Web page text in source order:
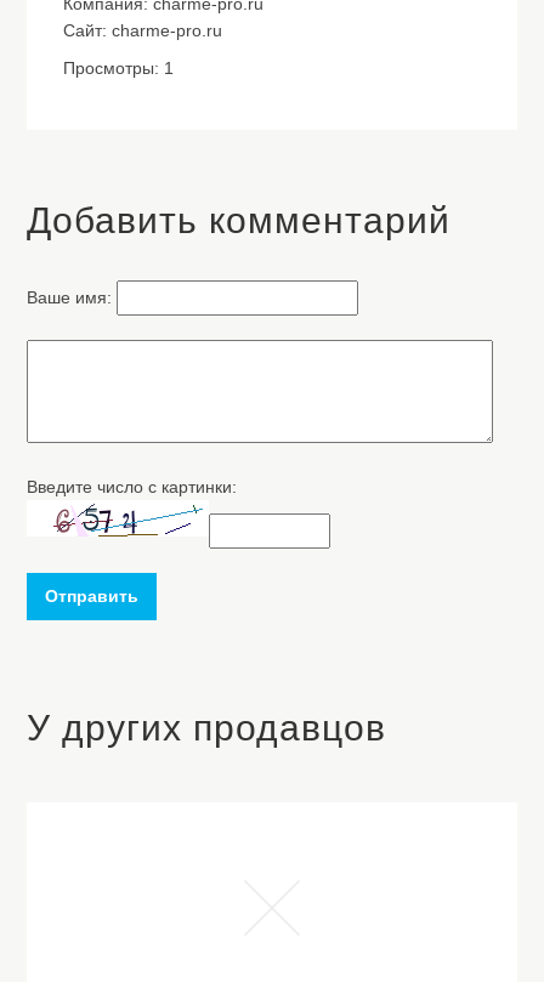
Сайт: charme-pro.ru
Просмотры: 1
Добавить комментарий
Ваше имя:
Введите число с картинки:
Отправить
У других продавцов